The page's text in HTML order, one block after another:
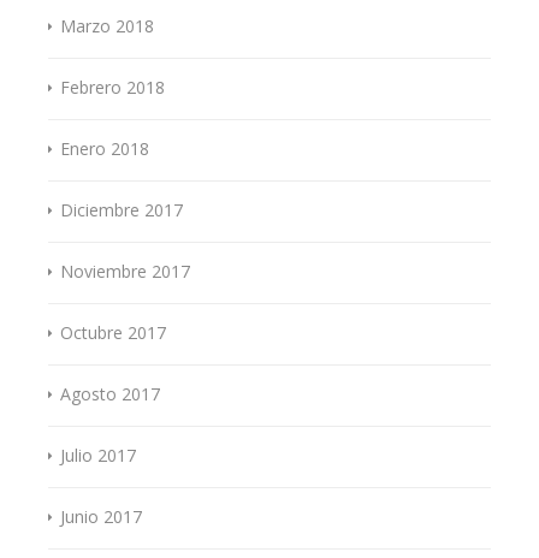
Marzo 2018
Febrero 2018
Enero 2018
Diciembre 2017
Noviembre 2017
Octubre 2017
Agosto 2017
Julio 2017
Junio 2017